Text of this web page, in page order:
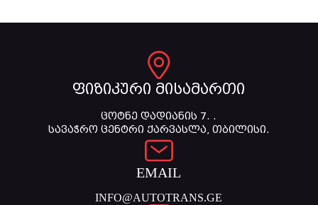
ფიზიკური მისამართი
ცოტნე დადიანის 7. .
სავაჭრო ცენტრი ქარვასლა, თბილისი.
EMAIL
INFO@AUTOTRANS.GE